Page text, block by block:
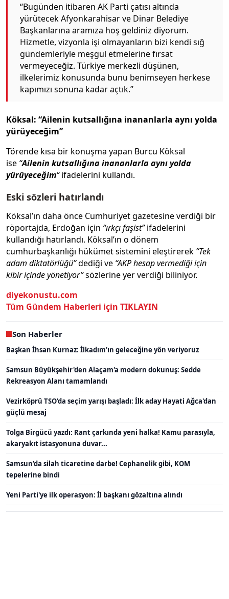
“Bugünden itibaren AK Parti çatısı altında
yürütecek Afyonkarahisar ve Dinar Belediye
Başkanlarına aramıza hoş geldiniz diyorum.
Hizmetle, vizyonla işi olmayanların bizi kendi sığ
gündemleriyle meşgul etmelerine fırsat
vermeyeceğiz. Türkiye merkezli düşünen,
ilkelerimiz konusunda bunu benimseyen herkese
kapımızı sonuna kadar açtık.”
Köksal: “Ailenin kutsallığına inananlarla aynı yolda
yürüyeceğim”
Törende kısa bir konuşma yapan Burcu Köksal
ise “Ailenin kutsallığına inananlarla aynı yolda
yürüyeceğim“ifadelerini kullandı.
Eski sözleri hatırlandı
Köksal’ın daha önce Cumhuriyet gazetesine verdiği bir
röportajda, Erdoğan için “ırkçı faşist”ifadelerini
kullandığı hatırlandı. Köksal’ın o dönem
cumhurbaşkanlığı hükümet sistemini eleştirerek “Tek
adam diktatörlüğü”dediği ve “AKP hesap vermediği için
kibir içinde yönetiyor”sözlerine yer verdiği biliniyor.
diyekonustu.com
Tüm Gündem Haberleri için TIKLAYIN
Son Haberler
Başkan İhsan Kurnaz: İlkadım'ın geleceğine yön veriyoruz
Samsun Büyükşehir'den Alaçam'a modern dokunuş: Sedde
Rekreasyon Alanı tamamlandı
Vezirköprü TSO'da seçim yarışı başladı: İlk aday Hayati Ağca'dan
güçlü mesaj
Tolga Birgücü yazdı: Rant çarkında yeni halka! Kamu parasıyla,
akaryakıt istasyonuna duvar...
Samsun'da silah ticaretine darbe! Cephanelik gibi, KOM
tepelerine bindi
Yeni Parti'ye ilk operasyon: İl başkanı gözaltına alındı